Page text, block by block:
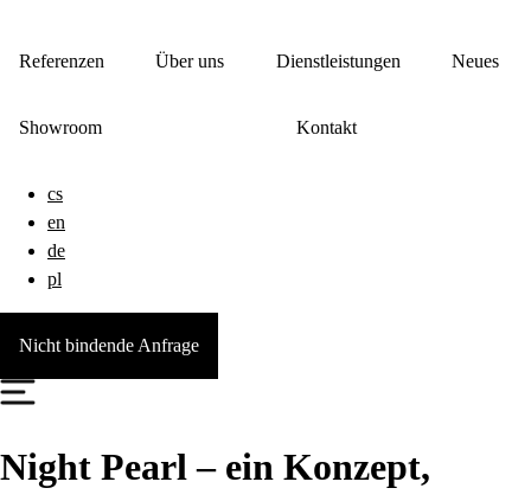
Referenzen Über uns Dienstleistungen Neues
Showroom Kontakt
cs
en
de
pl
Nicht bindende Anfrage
Night Pearl – ein Konzept,